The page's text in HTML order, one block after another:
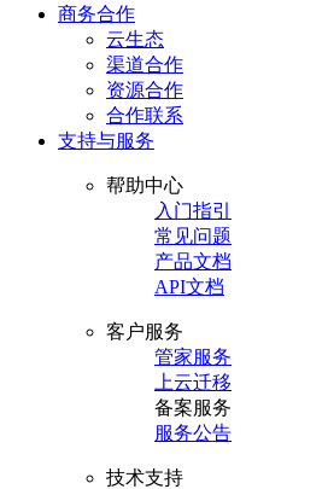
商务合作
云生态
渠道合作
资源合作
合作联系
支持与服务
帮助中心
入门指引
常见问题
产品文档
API文档
客户服务
管家服务
上云迁移
备案服务
服务公告
技术支持